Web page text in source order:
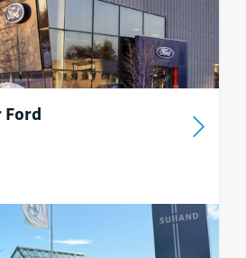
Ford